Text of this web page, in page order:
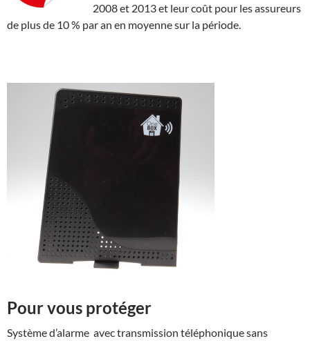
2008 et 2013 et leur coût pour les assureurs
de plus de 10 % par an en moyenne sur la période.
Pour vous protéger
Système d’alarme avec transmission téléphonique sans